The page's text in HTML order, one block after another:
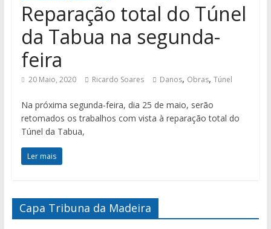
Reparação total do Túnel
da Tabua na segunda-
feira
20 Maio, 2020 Ricardo Soares Danos, Obras, Túnel
Na próxima segunda-feira, dia 25 de maio, serão
retomados os trabalhos com vista à reparação total do
Túnel da Tabua,
Ler mais
Capa Tribuna da Madeira